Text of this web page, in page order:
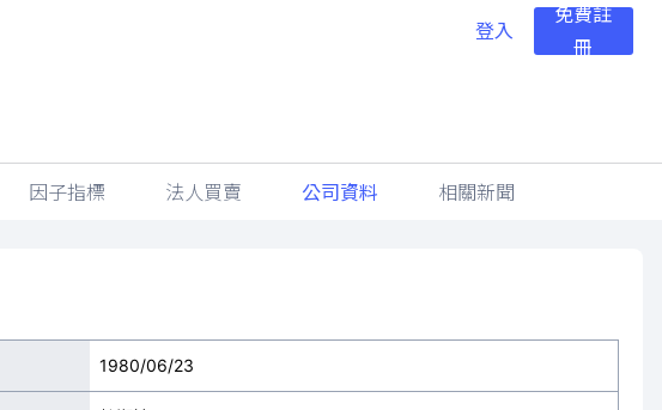
登入
免費註
冊
因子指標 法人買賣 公司資料 相關新聞
1980/06/23